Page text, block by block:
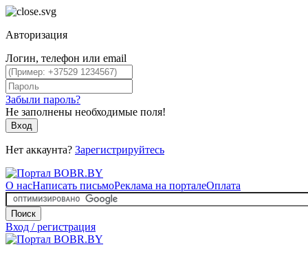
Авторизация
Логин, телефон или email
Забыли пароль?
Не заполнены необходимые поля!
Вход
Нет аккаунта? Зарегистрируйтесь
О насНаписать письмоРеклама на порталеОплата
Поиск
Вход / регистрация